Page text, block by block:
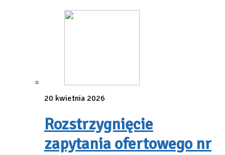
20 kwietnia 2026
Rozstrzygnięcie
zapytania ofertowego nr